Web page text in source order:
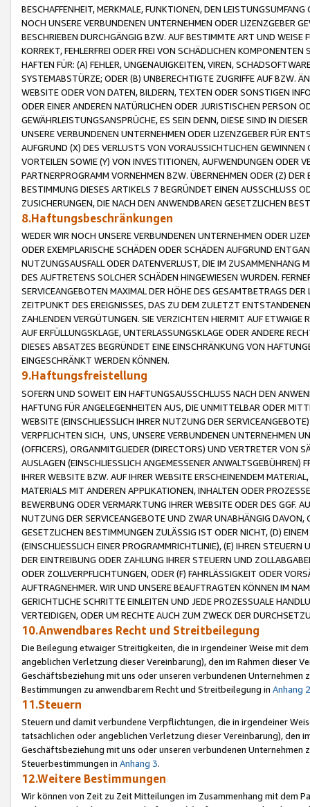
BESCHAFFENHEIT, MERKMALE, FUNKTIONEN, DEN
NOCH UNSERE VERBUNDENEN UNTERNEHMEN ODER LIZENZGEBER
BESCHRIEBEN DURCHGÄNGIG BZW. AUF BESTIMMTE ART UND
KORREKT, FEHLERFREI ODER FREI VON SCHÄDLICHEN
HAFTEN FÜR: (A) FEHLER, UNGENAUIGKEITEN, VIREN,
SYSTEMABSTÜRZE; ODER (B) UNBERECHTIGTE ZUGRIFFE AUF BZW.
WEBSITE ODER VON DATEN, BILDERN, TEXTEN ODER SONSTIGEN
ODER EINER ANDEREN NATÜRLICHEN ODER JURISTISCHEN PERSON
GEWÄHRLEISTUNGSANSPRÜCHE, ES SEIN DENN, DIESE SIND IN
UNSERE VERBUNDENEN UNTERNEHMEN ODER LIZENZGEBER FÜR
AUFGRUND (X) DES VERLUSTS VON VORAUSSICHTLICHEN
VORTEILEN SOWIE (Y) VON INVESTITIONEN, AUFWENDUNGEN ODER
PARTNERPROGRAMM VORNEHMEN BZW. ÜBERNEHMEN ODER (Z)
BESTIMMUNG DIESES ARTIKELS 7 BEGRÜNDET EINEN AUSSCHLUSS
ZUSICHERUNGEN, DIE NACH DEN ANWENDBAREN GESETZLICHEN
8.Haftungsbeschränkungen
WEDER WIR NOCH UNSERE VERBUNDENEN UNTERNEHMEN ODER
ODER EXEMPLARISCHE SCHÄDEN ODER SCHÄDEN AUFGRUND
NUTZUNGSAUSFALL ODER DATENVERLUST, DIE IM ZUSAMMENHANG
DES AUFTRETENS SOLCHER SCHÄDEN HINGEWIESEN WURDEN.
SERVICEANGEBOTEN MAXIMAL DER HÖHE DES GESAMTBETRAGS
ZEITPUNKT DES EREIGNISSES, DAS ZU DEM ZULETZT
ZAHLENDEN VERGÜTUNGEN. SIE VERZICHTEN HIERMIT AUF
AUF ERFÜLLUNGSKLAGE, UNTERLASSUNGSKLAGE ODER ANDERE
DIESES ABSATZES BEGRÜNDET EINE EINSCHRÄNKUNG VON
EINGESCHRÄNKT WERDEN KÖNNEN.
9.Haftungsfreistellung
SOFERN UND SOWEIT EIN HAFTUNGSAUSSCHLUSS NACH DEN
HAFTUNG FÜR ANGELEGENHEITEN AUS, DIE UNMITTELBAR ODER
WEBSITE (EINSCHLIESSLICH IHRER NUTZUNG DER
VERPFLICHTEN SICH, UNS, UNSERE VERBUNDENEN UNTERNEHMEN
(OFFICERS), ORGANMITGLIEDER (DIRECTORS) UND VERTRETER VON
AUSLAGEN (EINSCHLIESSLICH ANGEMESSENER
IHRER WEBSITE BZW. AUF IHRER WEBSITE ERSCHEINENDEM
MATERIALS MIT ANDEREN APPLIKATIONEN, INHALTEN ODER
BEWERBUNG ODER VERMARKTUNG IHRER WEBSITE ODER DES GGF.
NUTZUNG DER SERVICEANGEBOTE UND ZWAR UNABHÄNGIG
GESETZLICHEN BESTIMMUNGEN ZULÄSSIG IST ODER NICHT, (D)
(EINSCHLIESSLICH EINER PROGRAMMRICHTLINIE), (E) IHREN
DER EINTREIBUNG ODER ZAHLUNG IHRER STEUERN UND
ODER ZOLLVERPFLICHTUNGEN, ODER (F) FAHRLÄSSIGKEIT ODER
AUFTRAGNEHMER. WIR UND UNSERE BEAUFTRAGTEN KÖNNEN IM
GERICHTLICHE SCHRITTE EINLEITEN UND JEDE PROZESSUALE
VERTEIDIGEN, ODER UM RECHTE AUCH ZUM ZWECK DER
10.Anwendbares Recht und Streitbeilegung
Die Beilegung etwaiger Streitigkeiten, die in irgendeiner Weise mit
angeblichen Verletzung dieser Vereinbarung), den im Rahmen dieser
Geschäftsbeziehung mit uns oder unseren verbundenen
Bestimmungen zu anwendbarem Recht und Streitbeilegung in Anhang 2
11.Steuern
Steuern und damit verbundene Verpflichtungen, die in irgendeiner
tatsächlichen oder angeblichen Verletzung dieser Vereinbarung), den
Geschäftsbeziehung mit uns oder unseren verbundenen
Steuerbestimmungen in Anhang 3.
12.Weitere Bestimmungen
Wir können von Zeit zu Zeit Mitteilungen im Zusammenhang mit dem